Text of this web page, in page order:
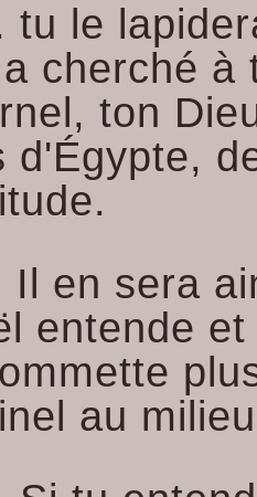
tu le
cherché à
ton
d'Égypte,
Il en sera
entende
au